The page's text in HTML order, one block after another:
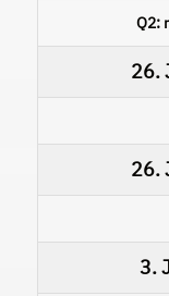
Q2:
26.
26.
3.